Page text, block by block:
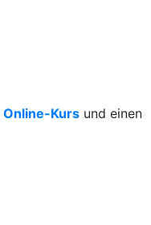
Online-Kurs und einen